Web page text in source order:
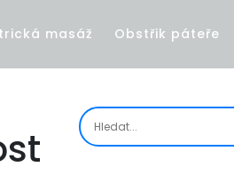
masáž Obstřik páteře